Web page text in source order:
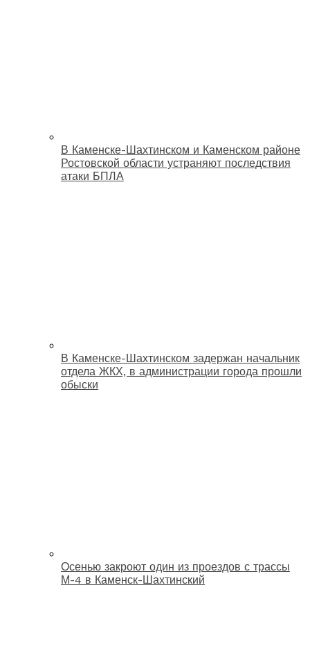
В Каменске-Шахтинском и Каменском районе
Ростовской области устраняют последствия
атаки БПЛА
В Каменске-Шахтинском задержан начальник
отдела ЖКХ, в администрации города прошли
обыски
Осенью закроют один из проездов с трассы
М-4 в Каменск-Шахтинский